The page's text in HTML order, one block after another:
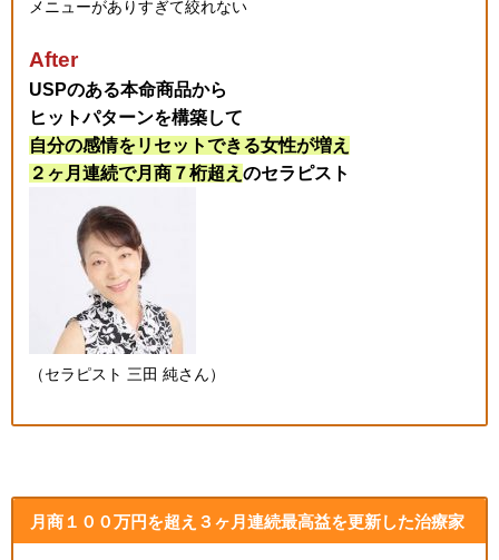
メニューがありすぎて絞れない
After
USPのある本命商品から
ヒットパターンを構築して
自分の感情をリセットできる女性が増え
２ヶ月連続で月商７桁超え のセラピスト
（セラピスト 三田 純さん）
月商１００万円を超え３ヶ月連続最高益を更新した治療家